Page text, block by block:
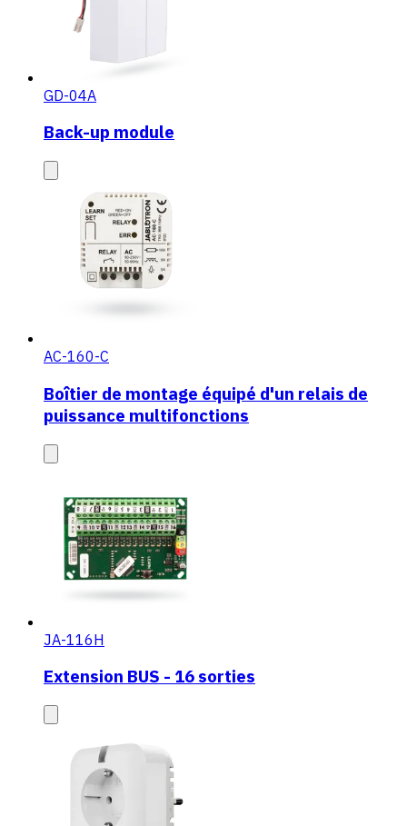
GD-04A
Back-up module
AC-160-C
Boîtier de montage équipé d'un relais de
puissance multifonctions
JA-116H
Extension BUS - 16 sorties